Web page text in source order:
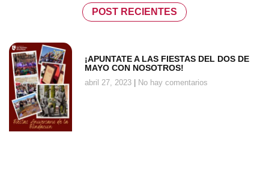
POST RECIENTES
¡APUNTATE A LAS FIESTAS DEL DOS DE
MAYO CON NOSOTROS!
abril 27, 2023 No hay comentarios